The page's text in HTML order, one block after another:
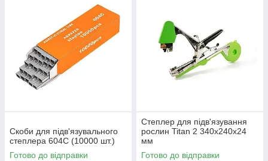
Скоби для підв'язувального
степлера 604C (10000 шт.)
Готово до відправки
Степлер для підв'язування
рослин Titan 2 340х240х24
мм
Готово до відправки